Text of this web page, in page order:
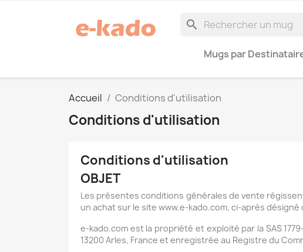
search
Mugs par
Accueil Conditions d'utilisation
Conditions d'utilisation
Conditions d'utilisation
OBJET
Les présentes conditions générales de vente
un achat sur le site www.e-kado.com, ci-après désigné
e-kado.com est la propriété et exploité par la SAS
13200 Arles, France et enregistrée au Registre du